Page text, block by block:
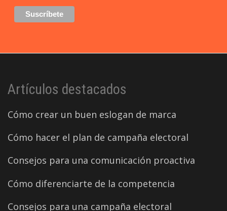
Artículos destacados
Cómo crear un buen eslogan de marca
Cómo hacer el plan de campaña electoral
Consejos para una comunicación proactiva
Cómo diferenciarte de la competencia
Consejos para una campaña electoral